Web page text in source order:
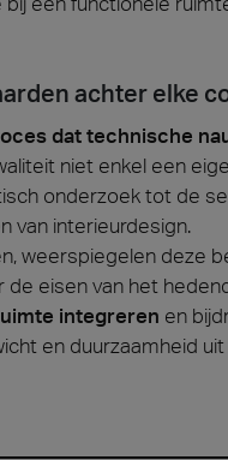
achter elke
dat technische
niet enkel een
onderzoek tot de
van interieurdesign.
weerspiegelen deze
eisen van het
integreren en
en duurzaamheid